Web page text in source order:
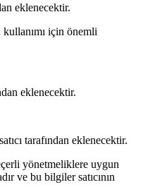
eklenecektir.
için önemli
eklenecektir.
tarafından eklenecektir.
yönetmeliklere uygun
ve bu bilgiler satıcının